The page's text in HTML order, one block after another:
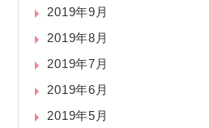
2019年9月
2019年8月
2019年7月
2019年6月
2019年5月